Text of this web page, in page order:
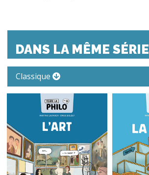
DANS LA MÊME SÉRIE
Classique